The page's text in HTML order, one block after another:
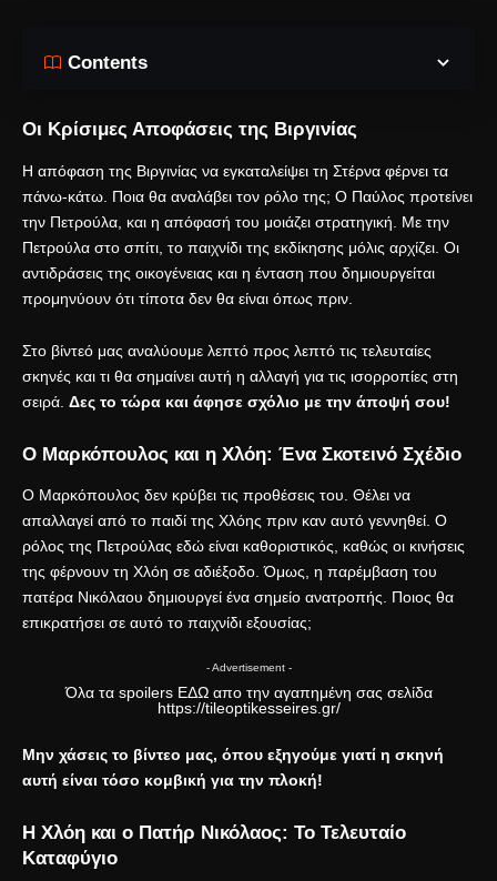
Contents
Οι Κρίσιμες Αποφάσεις της Βιργινίας
Η απόφαση της Βιργινίας να εγκαταλείψει τη Στέρνα φέρνει τα
πάνω-κάτω. Ποια θα αναλάβει τον ρόλο της; Ο Παύλος προτείνει
την Πετρούλα, και η απόφασή του μοιάζει στρατηγική. Με την
Πετρούλα στο σπίτι, το παιχνίδι της εκδίκησης μόλις αρχίζει. Οι
αντιδράσεις της οικογένειας και η ένταση που δημιουργείται
προμηνύουν ότι τίποτα δεν θα είναι όπως πριν.
Στο βίντεό μας αναλύουμε λεπτό προς λεπτό τις τελευταίες
σκηνές και τι θα σημαίνει αυτή η αλλαγή για τις ισορροπίες στη
σειρά. Δες το τώρα και άφησε σχόλιο με την άποψή σου!
Ο Μαρκόπουλος και η Χλόη: Ένα Σκοτεινό Σχέδιο
Ο Μαρκόπουλος δεν κρύβει τις προθέσεις του. Θέλει να
απαλλαγεί από το παιδί της Χλόης πριν καν αυτό γεννηθεί. Ο
ρόλος της Πετρούλας εδώ είναι καθοριστικός, καθώς οι κινήσεις
της φέρνουν τη Χλόη σε αδιέξοδο. Όμως, η παρέμβαση του
πατέρα Νικόλαου δημιουργεί ένα σημείο ανατροπής. Ποιος θα
επικρατήσει σε αυτό το παιχνίδι εξουσίας;
- Advertisement -
Όλα τα spoilers ΕΔΩαπο την αγαπημένη σας σελίδα
https://tileoptikesseires.gr/
Μην χάσεις το βίντεο μας, όπου εξηγούμε γιατί η σκηνή
αυτή είναι τόσο κομβική για την πλοκή!
Η Χλόη και ο Πατήρ Νικόλαος: Το Τελευταίο
Καταφύγιο